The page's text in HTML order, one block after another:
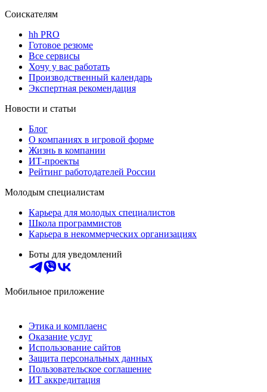
Соискателям
hh PRO
Готовое резюме
Все сервисы
Хочу у вас работать
Производственный календарь
Экспертная рекомендация
Новости и статьи
Блог
О компаниях в игровой форме
Жизнь в компании
ИТ-проекты
Рейтинг работодателей России
Молодым специалистам
Карьера для молодых специалистов
Школа программистов
Карьера в некоммерческих организациях
Боты для уведомлений
Мобильное приложение
Этика и комплаенс
Оказание услуг
Использование сайтов
Защита персональных данных
Пользовательское соглашение
ИТ аккредитация